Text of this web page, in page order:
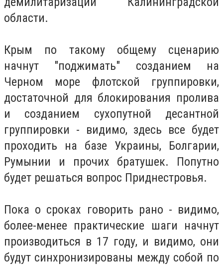
области.
Крым по такому общему сценарию
начнут "поджимать" созданием на
Черном море флотской группировки,
достаточной для блокирования пролива
и созданием сухопутной десантной
группировки - видимо, здесь все будет
проходить на базе Украины, Болгарии,
Румынии и прочих братушек. Попутно
будет решаться вопрос Приднестровья.
Пока о сроках говорить рано - видимо,
более-менее практические шаги начнут
производиться в 17 году, и видимо, они
будут синхронизированы между собой по